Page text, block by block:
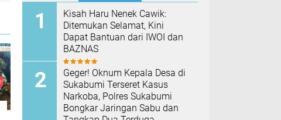
Kisah Haru Nenek Cawik:
Ditemukan Selamat, Kini
Dapat Bantuan dari IWOI dan
BAZNAS
Geger! Oknum Kepala Desa di
Sukabumi Terseret Kasus
Narkoba, Polres Sukabumi
Bongkar Jaringan Sabu dan